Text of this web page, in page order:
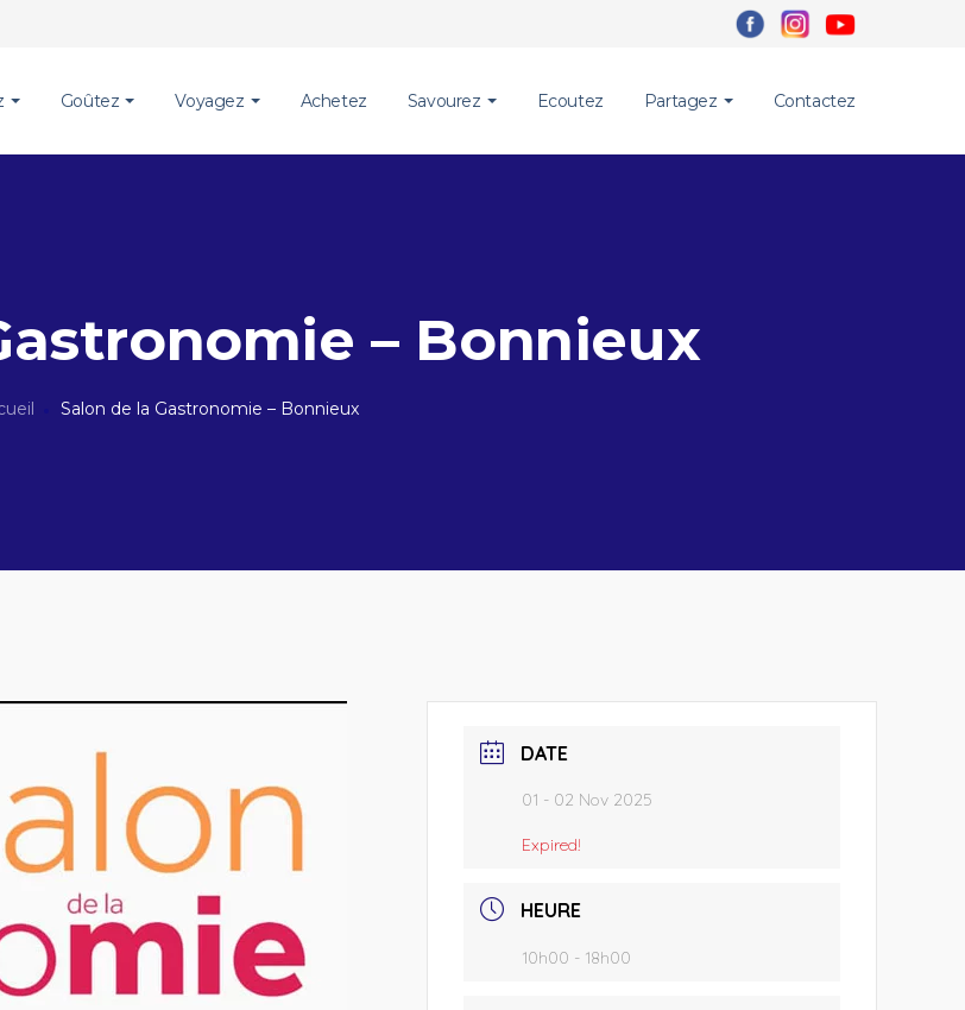
Goûtez Voyagez Achetez Savourez Ecoutez Partagez Contactez
– Bonnieux
Salon de la Gastronomie – Bonnieux
DATE
01 - 02 Nov 2025
Expired!
HEURE
10h00 - 18h00